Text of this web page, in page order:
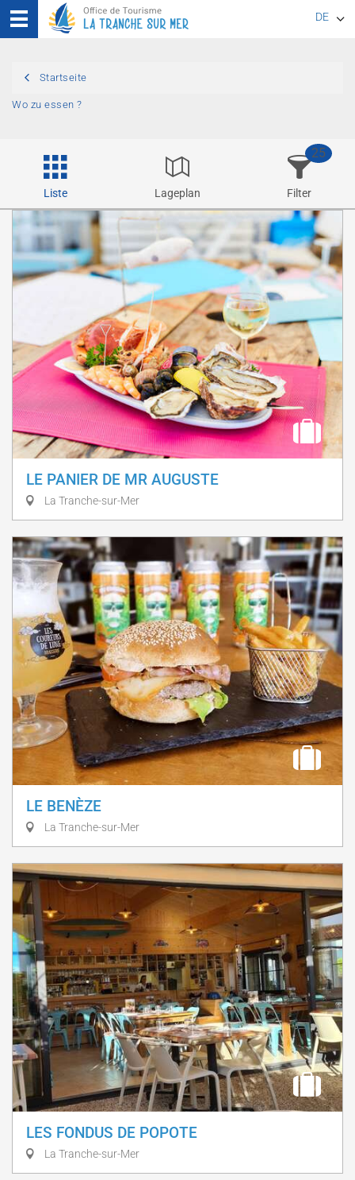
DE
Startseite
Wo zu essen ?
Liste Lageplan Filter
25
LE PANIER DE MR AUGUSTE
La Tranche-sur-Mer
LE BENÈZE
La Tranche-sur-Mer
LES FONDUS DE POPOTE
La Tranche-sur-Mer